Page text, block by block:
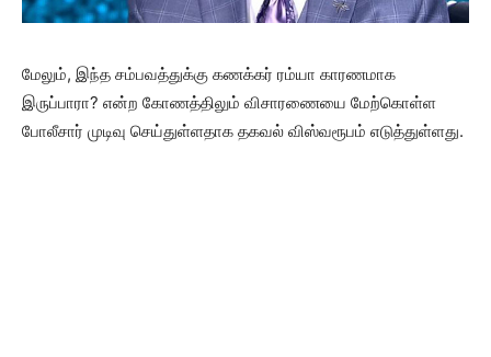
மேலும், இந்த சம்பவத்துக்கு கணக்கர் ரம்யா காரணமாக
இருப்பாரா? என்ற கோணத்திலும் விசாரணையை மேற்கொள்ள
போலீசார் முடிவு செய்துள்ளதாக தகவல் விஸ்வரூபம் எடுத்துள்ளது.